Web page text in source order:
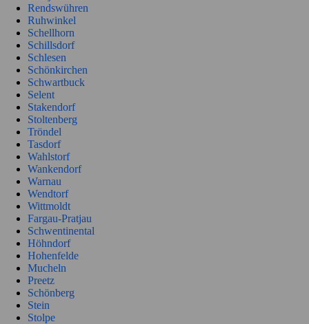
Rendswühren
Ruhwinkel
Schellhorn
Schillsdorf
Schlesen
Schönkirchen
Schwartbuck
Selent
Stakendorf
Stoltenberg
Tröndel
Tasdorf
Wahlstorf
Wankendorf
Warnau
Wendtorf
Wittmoldt
Fargau-Pratjau
Schwentinental
Höhndorf
Hohenfelde
Mucheln
Preetz
Schönberg
Stein
Stolpe